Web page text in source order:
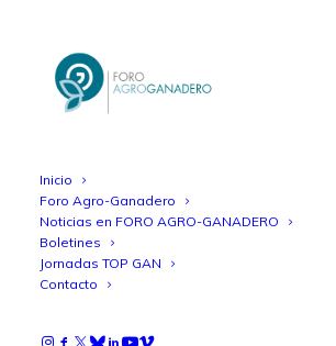
Inicio
Foro Agro-Ganadero
Noticias en FORO AGRO-GANADERO
Boletines
Jornadas TOP GAN
Contacto